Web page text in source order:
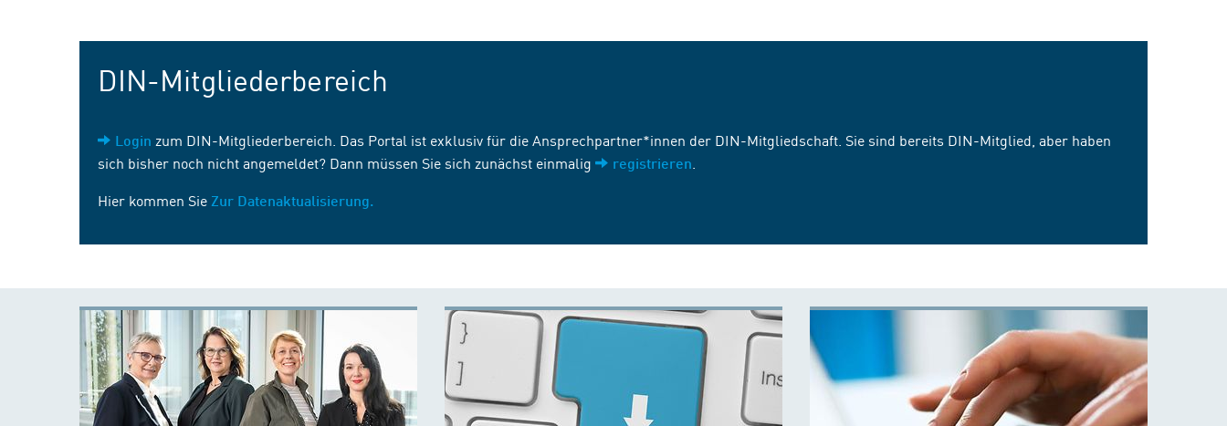
DIN-Mitgliederbereich
Login zum DIN-Mitgliederbereich. Das Portal ist exklusiv für die Ansprechpartner*innen der DIN-Mitgliedschaft. Sie sind bereits DIN-Mitglied, aber haben
sich bisher noch nicht angemeldet? Dann müssen Sie sich zunächst einmalig
registrieren
Hier kommen Sie Zur Datenaktualisierung.